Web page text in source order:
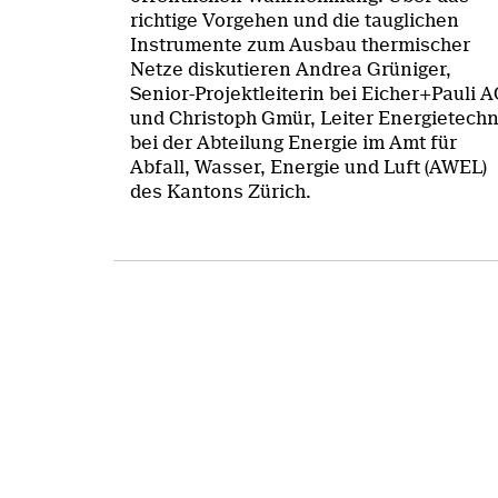
richtige Vorgehen und die tauglichen
Instrumente zum Ausbau thermischer
Netze diskutieren Andrea Grüniger,
Senior-Projektleiterin bei Eicher+Pauli
und Christoph Gmür, Leiter
bei der Abteilung Energie im Amt für
Abfall, Wasser, Energie und Luft (AWEL)
des Kantons Zürich.